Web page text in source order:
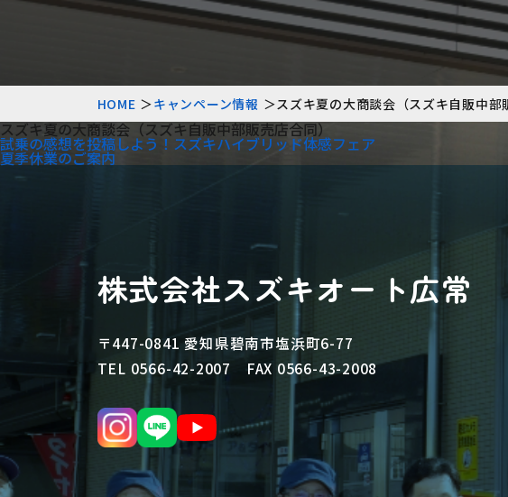
HOME キャンペーン情報 スズキ夏の大商談会（スズキ自販中部
スズキ夏の大商談会（スズキ自販中部販売店合同）
試乗の感想を投稿しよう！スズキハイブリッド体感フェア
夏季休業のご案内
株式会社スズキオート広常
〒447-0841 愛知県碧南市塩浜町6-77
TEL 0566-42-2007 FAX 0566-43-2008